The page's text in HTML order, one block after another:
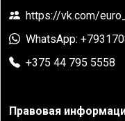
https://vk.com/
WhatsApp:
+375 44 795 5558
Правовая